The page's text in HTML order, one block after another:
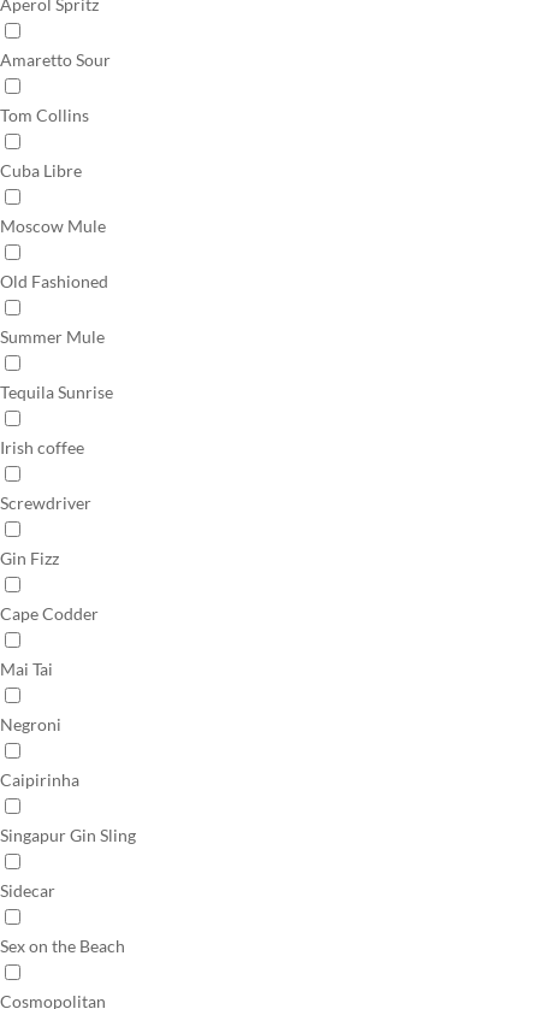
Aperol Spritz
Amaretto Sour
Tom Collins
Cuba Libre
Moscow Mule
Old Fashioned
Summer Mule
Tequila Sunrise
Irish coffee
Screwdriver
Gin Fizz
Cape Codder
Mai Tai
Negroni
Caipirinha
Singapur Gin Sling
Sidecar
Sex on the Beach
Cosmopolitan